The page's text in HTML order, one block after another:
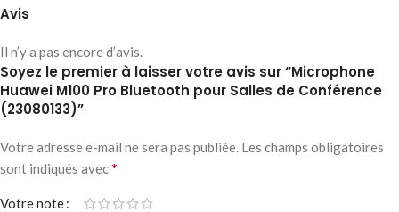
Avis
Il n’y a pas encore d’avis.
Soyez le premier à laisser votre avis sur “Microphone
Huawei M100 Pro Bluetooth pour Salles de Conférence
(23080133)”
Votre adresse e-mail ne sera pas publiée. Les champs obligatoires
sont indiqués avec*
Votre note